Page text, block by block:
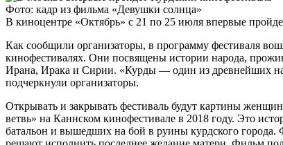
Фото: кадр из фильма «Девушки солнца»
В киноцентре «Октябрь» с 21 по 25 июля впервые
Как сообщили организаторы, в программу фестиваля
кинофестивалях. Они посвящены истории народа,
Ирана, Ирака и Сирии. «Курды — один из древнейших
подчеркнули организаторы.
Открывать и закрывать фестиваль будут картины
ветвь» на Каннском кинофестивале в 2018 году. Это
батальон и вышедших на бой в руины курдского